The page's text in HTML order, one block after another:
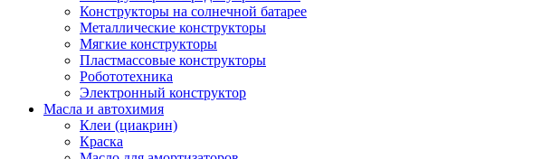
Конструкторы на солнечной батарее
Металлические конструкторы
Мягкие конструкторы
Пластмассовые конструкторы
Робототехника
Электронный конструктор
Масла и автохимия
Клеи (циакрин)
Краска